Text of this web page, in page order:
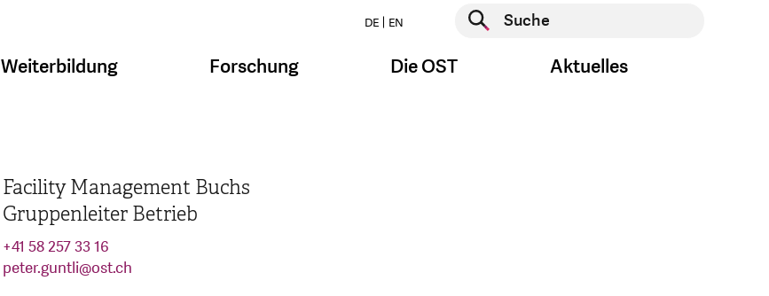
DE EN
Suche starten
Weiterbildung Forschung Die OST Aktuelles
Facility Management Buchs
Gruppenleiter Betrieb
+41 58 257 33 16
peter.guntli@ost.ch